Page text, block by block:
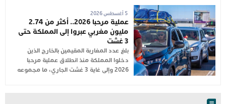
5 أغسطس 2026
عملية مرحبا 2026.. أكثر من 2.74
مليون مغربي عبروا إلى المملكة حتى
3 غشت
بلغ عدد المغاربة المقيمين بالخارج الذين
دخلوا المملكة منذ انطلاق عملية مرحبا
2026 وإلى غاية 3 غشت الجاري، ما مجموعه